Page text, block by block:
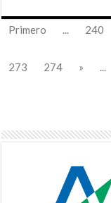
Primero ... 240
273
274 » ...